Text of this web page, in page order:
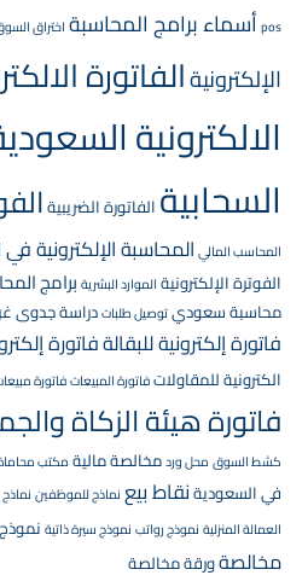
pos أسماء برامج المحاسبة اختراق
الإلكترونيةالفاتورة
الالكترونية
السحابية الفاتورة الضريبية
المحاسب المالي المحاسبة الإلكترونية
الفوترة الإلكترونية الموارد البشرية برامج
محاسبة سعوديتوصيل طلباتدراسة جدوى
فاتورة إلكترونية للبقالةفاتورة
الكترونية للمقاولاتفاتورة المبيعاتفاتورة
فاتورة هيئة الزكاة
كشط السوق محل وردمخالصة مالية مكتب
في السعوديةنقاط بيع نماذج للموظفين
العمالة المنزلية نموذج رواتب نموذج سيرة ذاتية
مخالصةورقة مخالصة